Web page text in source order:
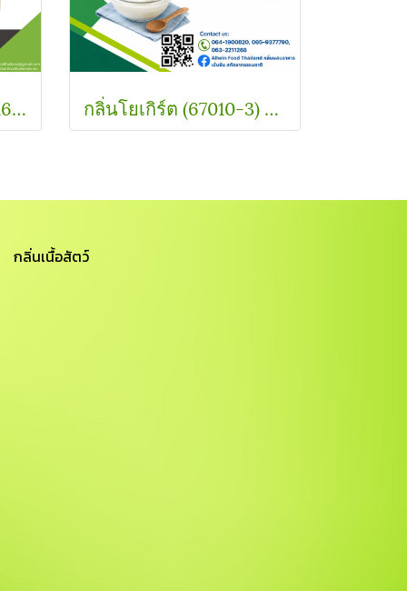
กลิ่นนมเปรี้ยว (SC Y11161/P05) Sour Milk Powder FLAVOR กลิ่นโยเกิร์ต (67010-3) Yoghurt flavour
กลิ่นเนื้อสัตว์